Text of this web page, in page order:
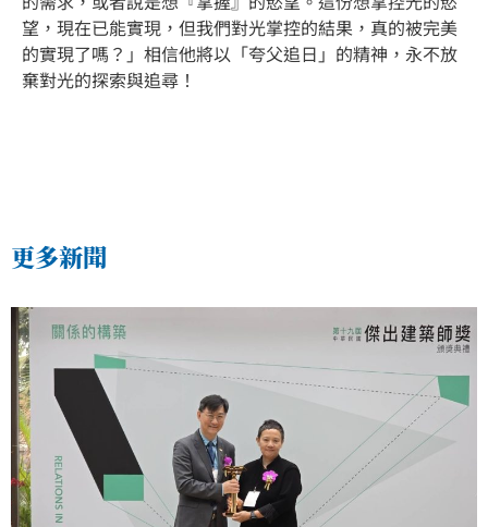
望，現在已能實現，但我們對光掌控的結果，真的被完美
的實現了嗎？」相信他將以「夸父追日」的精神，永不放
棄對光的探索與追尋！
更多新聞